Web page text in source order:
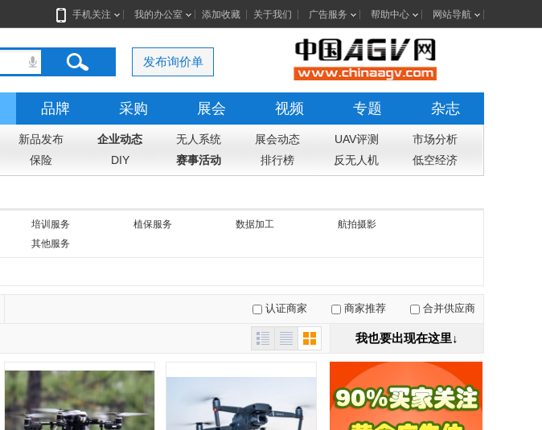
手机关注 我的办公室 添加收藏 关于我们 广告服务 帮助中心 网站导航
发布询价单
品牌 采购 展会 视频 专题 杂志
新品发布 企业动态 无人系统 展会动态 UAV评测
市场分析
保险 DIY 赛事活动 排行榜 反无人机 低空经济
培训服务 植保服务 数据加工
航拍摄影
其他服务
认证商家 商家推荐 合并供应商
我也要出现在这里↓